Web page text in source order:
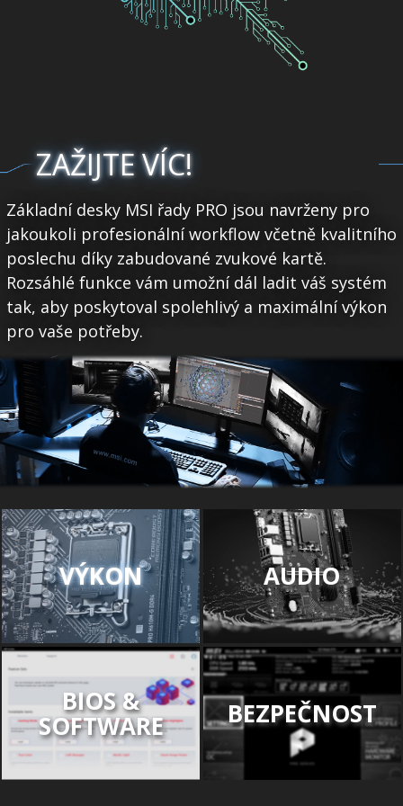
ZAŽIJTE VÍC!
Základní desky MSI řady PRO jsou navrženy pro
jakoukoli profesionální workflow včetně kvalitního
poslechu díky zabudované zvukové kartě.
Rozsáhlé funkce vám umožní dál ladit váš systém
tak, aby poskytoval spolehlivý a maximální výkon
pro vaše potřeby.
VÝKON AUDIO
BIOS &
SOFTWARE BEZPEČNOST